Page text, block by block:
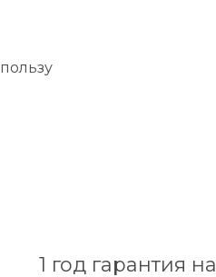
1 год гарантия на